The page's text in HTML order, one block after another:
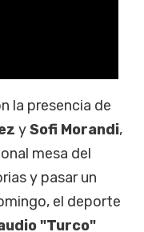
la presencia de
ySofi Morandi,
mesa del
y pasar un
el deporte
"Turco"